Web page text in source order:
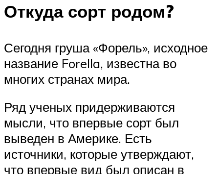
Откуда сорт родом?
Сегодня груша «Форель», исходное
название Forella, известна во
многих странах мира.
Ряд ученых придерживаются
мысли, что впервые сорт был
выведен в Америке. Есть
источники, которые утверждают,
что впервые вид был описан в